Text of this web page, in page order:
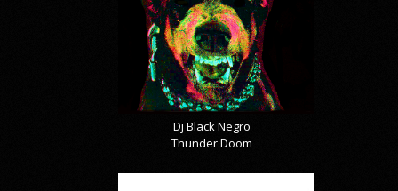
Dj Black Negro
Thunder Doom